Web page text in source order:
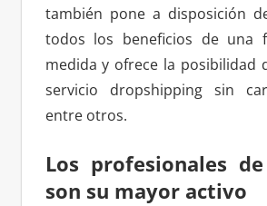
también pone a disposición
todos los beneficios de una
medida y ofrece la posibilidad
servicio dropshipping sin
entre otros.
Los profesionales
son su mayor activo